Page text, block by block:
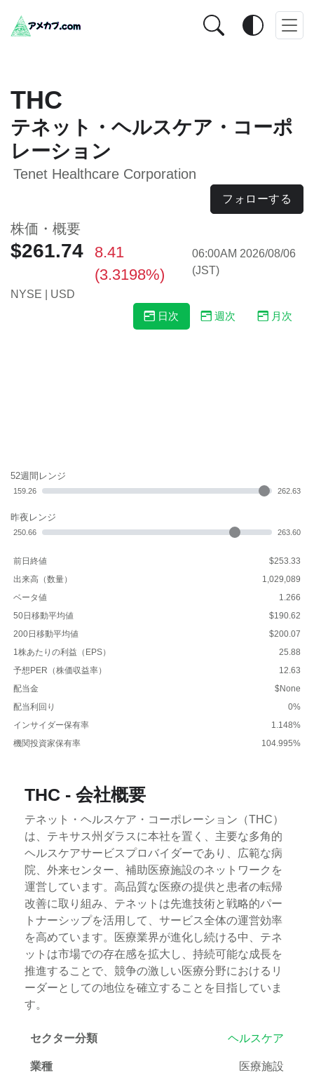
THC
テネット・ヘルスケア・コーポ
レーション
Tenet Healthcare Corporation
フォローする
株価・概要
$261.74
8.41
(3.3198%)
06:00AM 2026/08/06
(JST)
NYSE | USD
日次
週次 月次
52週間レンジ
159.26 262.63
昨夜レンジ
250.66 263.60
前日終値
$253.33
出来高（数量）
1,029,089
ベータ値
1.266
50日移動平均値
$190.62
200日移動平均値
$200.07
1株あたりの利益（EPS）
25.88
予想PER（株価収益率）
12.63
配当金
$None
配当利回り
0%
インサイダー保有率
1.148%
機関投資家保有率
104.995%
THC - 会社概要
テネット・ヘルスケア・コーポレーション（THC）
は、テキサス州ダラスに本社を置く、主要な多角的
ヘルスケアサービスプロバイダーであり、広範な病
院、外来センター、補助医療施設のネットワークを
運営しています。高品質な医療の提供と患者の転帰
改善に取り組み、テネットは先進技術と戦略的パー
トナーシップを活用して、サービス全体の運営効率
を高めています。医療業界が進化し続ける中、テネ
ットは市場での存在感を拡大し、持続可能な成長を
推進することで、競争の激しい医療分野におけるリ
ーダーとしての地位を確立することを目指していま
す。
セクター分類 ヘルスケア
業種 医療施設